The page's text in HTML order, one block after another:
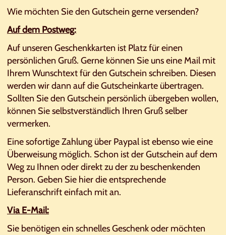
Wie möchten Sie den Gutschein gerne versenden?
Auf dem Postweg:
Auf unseren Geschenkkarten ist Platz für einen
persönlichen Gruß. Gerne können Sie uns eine Mail mit
Ihrem Wunschtext für den Gutschein schreiben. Diesen
werden wir dann auf die Gutscheinkarte übertragen.
Sollten Sie den Gutschein persönlich übergeben wollen,
können Sie selbstverständlich Ihren Gruß selber
vermerken.
Eine sofortige Zahlung über Paypal ist ebenso wie eine
Überweisung möglich. Schon ist der Gutschein auf dem
Weg zu Ihnen oder direkt zu der zu beschenkenden
Person. Geben Sie hier die entsprechende
Lieferanschrift einfach mit an.
Via E-Mail:
Sie benötigen ein schnelles Geschenk oder möchten